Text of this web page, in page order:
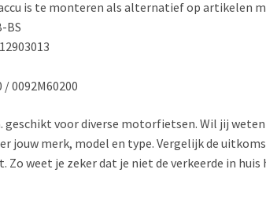
is te monteren als alternatief op artikelen
BS
/ 0092M60200
geschikt voor diverse motorfietsen. Wil jij
jouw merk, model en type. Vergelijk de
Zo weet je zeker dat je niet de verkeerde in huis